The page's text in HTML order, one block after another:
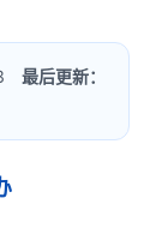
最后更新：